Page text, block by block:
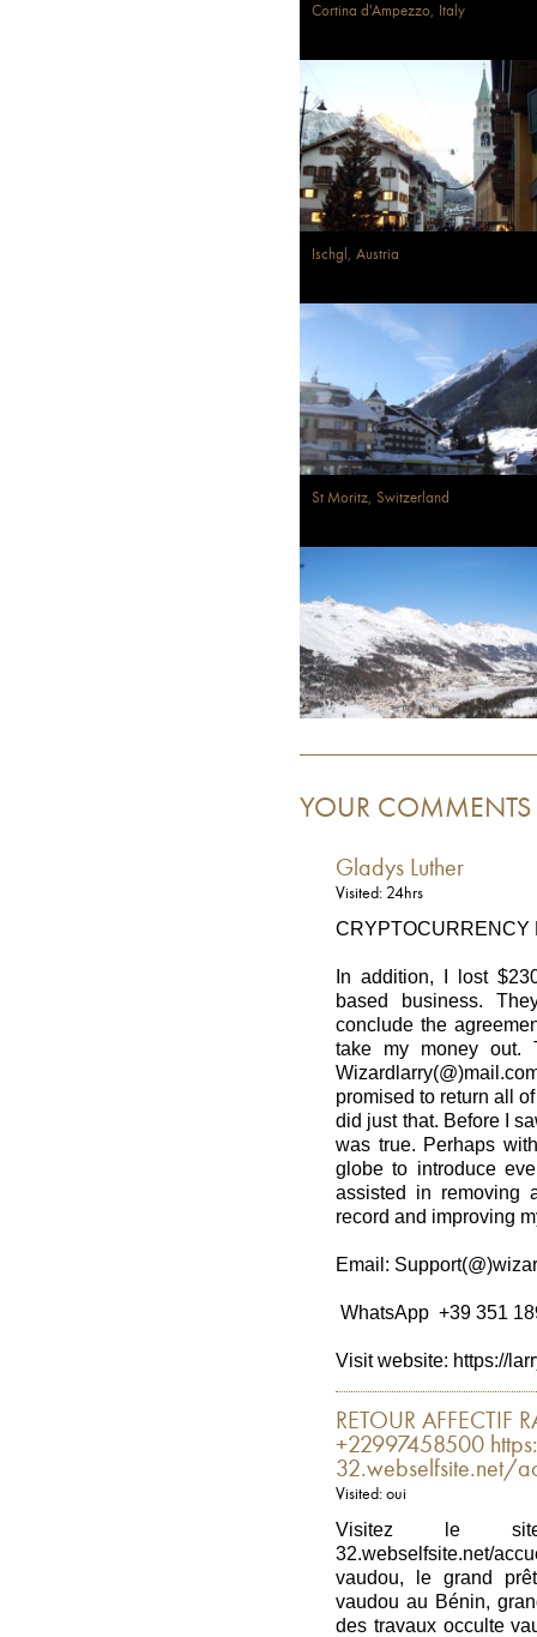
Cortina d'Ampezzo, Italy
Ischgl, Austria
St Moritz, Switzerland
YOUR COMMENTS
Gladys Luther
Visited: 24hrs
CRYPTOCURRENCY
In addition, I lost
based business.
conclude the
take my money
promised to return all
did just that. Before I
was true. Perhaps
globe to introduce
assisted in removing
record and improving
Email:
WhatsApp +39 351
Visit website: https://
RETOUR AFFECTIF
+22997458500
32.webselfsite.net/
Visited: oui
Visitez le site
32.webselfsite.net/
vaudou, le grand
vaudou au Bénin,
des travaux occulte